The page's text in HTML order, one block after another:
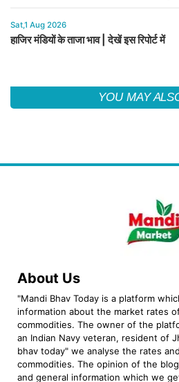
Sat,1 Aug 2026
हाजिर मंडियों के ताजा भाव | देखें इस रिपोर्ट में
YOU MAY
About Us
"Mandi Bhav Today is a platform
information about the market rates
commodities. The owner of the
an Indian Navy veteran, resident of
bhav today" we analyse the rates
commodities. The opinion of the
and general information which we